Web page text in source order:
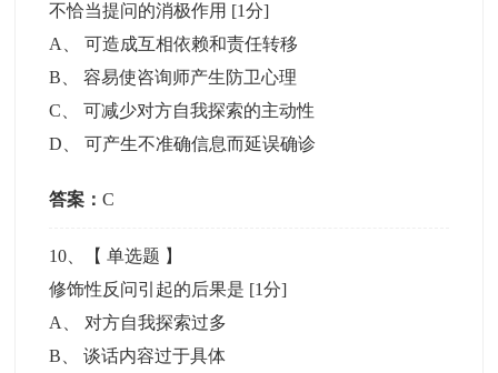
不恰当提问的消极作用 [1分]
A
、可造成互相依赖和责任转移
B 、容易使咨询师产生防卫心理
C 、可减少对方自我探索的主动性
D 、可产生不准确信息而延误确诊
答案：C
10 、【单选题 】
修饰性反问引起的后果是 [1分]
A
对方自我探索过多
B 、谈话内容过于具体